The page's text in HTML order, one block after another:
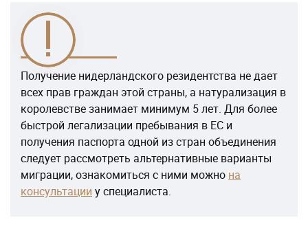
Получение нидерландского резидентства не дает
всех прав граждан этой страны, а натурализация в
королевстве занимает минимум 5 лет. Для более
быстрой легализации пребывания в ЕС и
получения паспорта одной из стран объединения
следует рассмотреть альтернативные варианты
миграции, ознакомиться с ними можно на
консультации у специалиста.